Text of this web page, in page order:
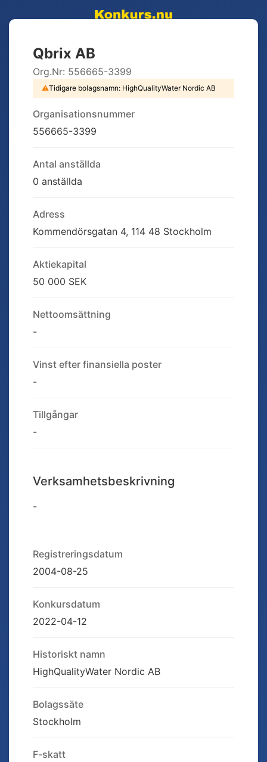
Qbrix AB
Org.Nr: 556665-3399
⚠Tidigare bolagsnamn: HighQualityWater Nordic AB
Organisationsnummer
556665-3399
Antal anställda
0 anställda
Adress
Kommendörsgatan 4, 114 48 Stockholm
Aktiekapital
50 000 SEK
Nettoomsättning
-
Vinst efter finansiella poster
-
Tillgångar
-
Verksamhetsbeskrivning
-
Registreringsdatum
2004-08-25
Konkursdatum
2022-04-12
Historiskt namn
HighQualityWater Nordic AB
Bolagssäte
Stockholm
F-skatt